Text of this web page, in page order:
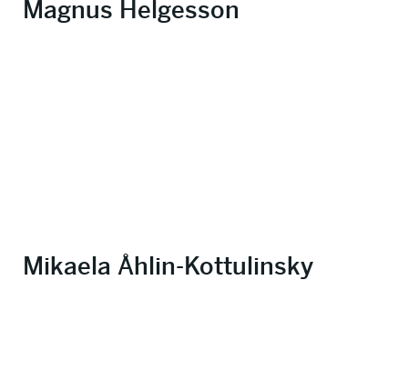
Magnus Helgesson
Mikaela Åhlin-Kottulinsky